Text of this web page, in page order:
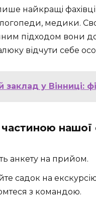
найкращі фахівці
медики.
підходом вони
відчути себе
заклад у Вінниці:
нашої
анкету на прийом.
садок на
з командою.